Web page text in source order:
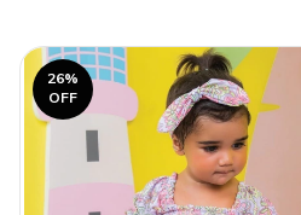
26%
OFF